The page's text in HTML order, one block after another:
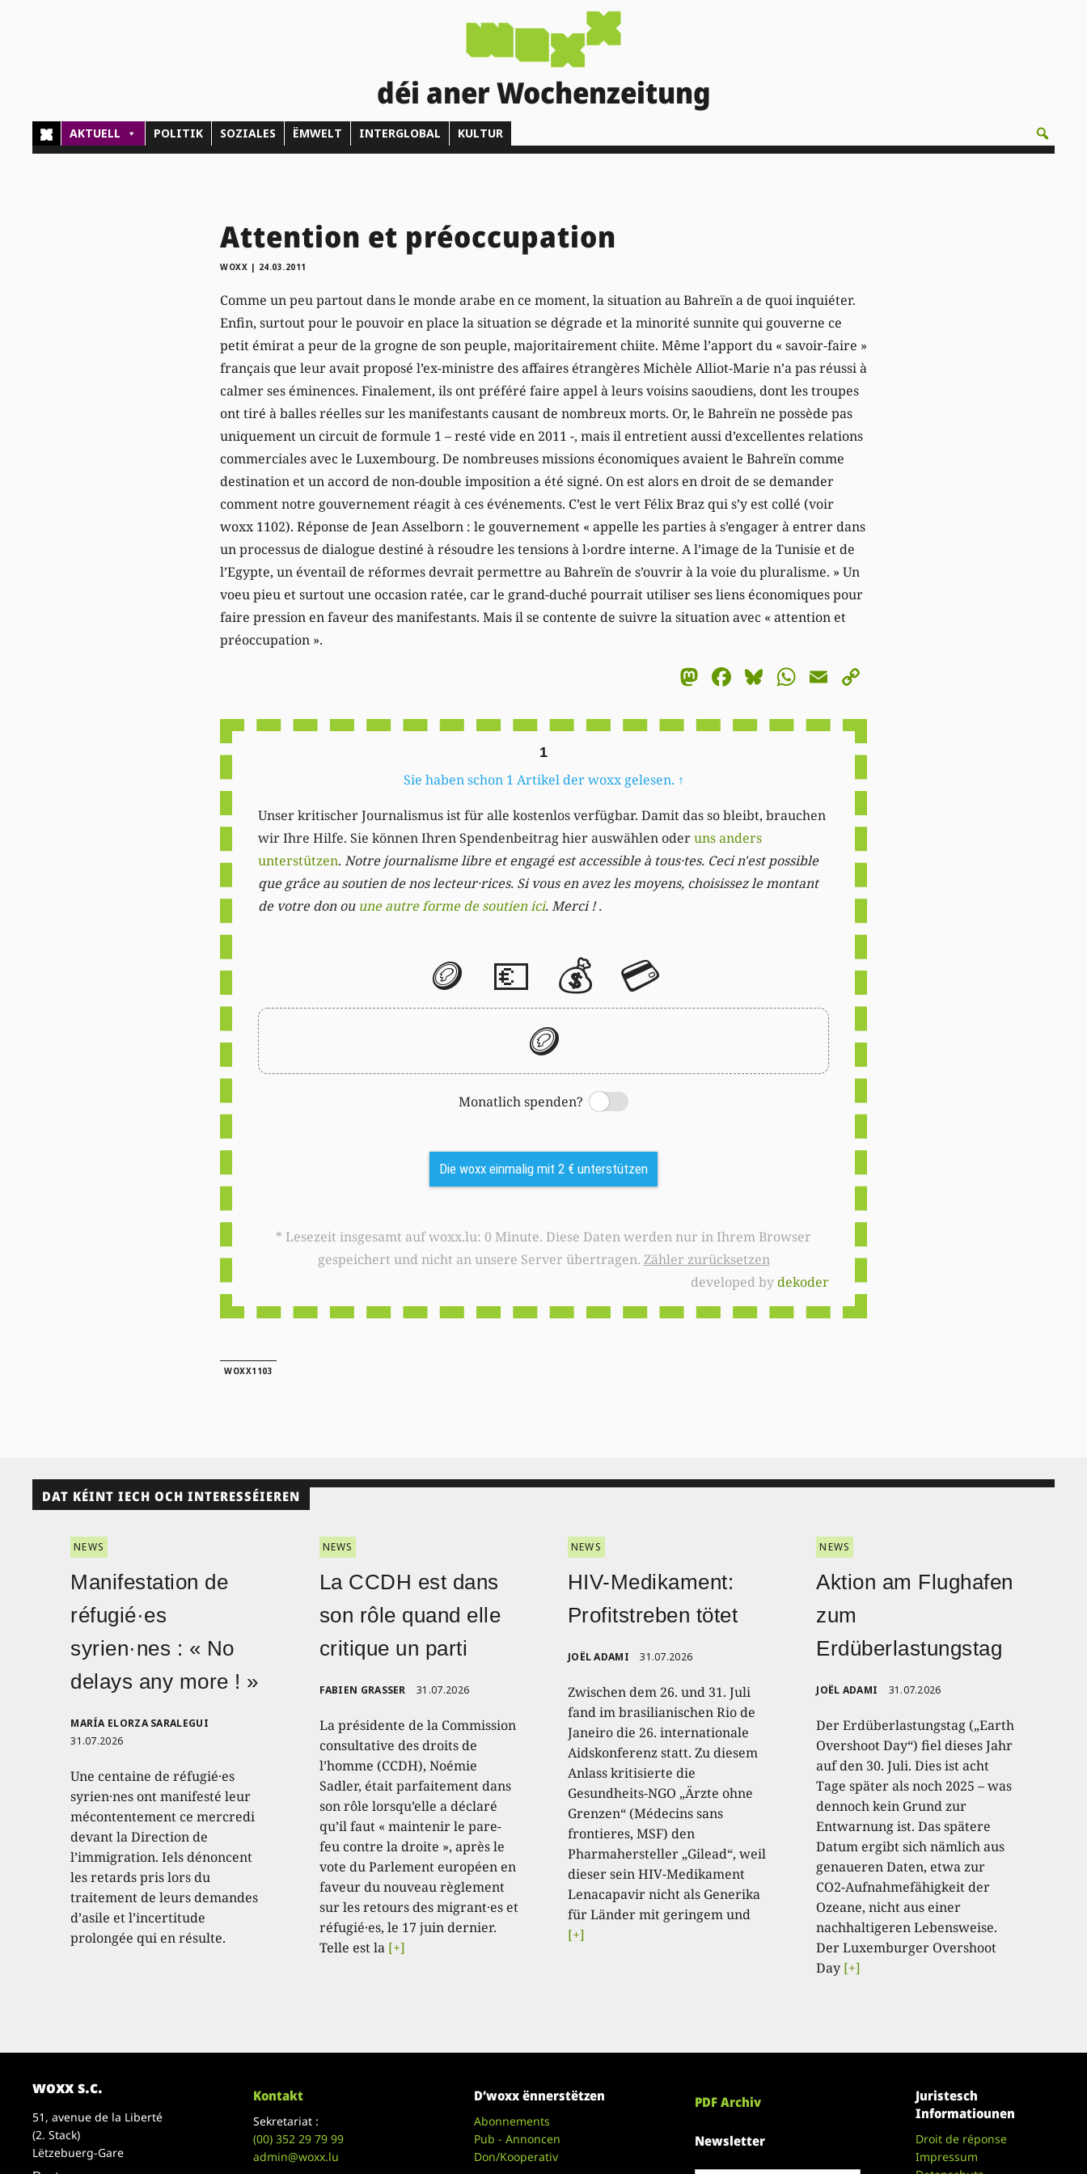
déi aner Wochenzeitung
AKTUELL POLITIK SOZIALES ËMWELT INTERGLOBAL KULTUR
Attention et préoccupation
WOXX | 24.03.2011
Comme un peu partout dans le monde arabe en ce moment, la situation au Bahreïn a de quoi inquiéter.
Enfin, surtout pour le pouvoir en place la situation se dégrade et la minorité sunnite qui gouverne ce
petit émirat a peur de la grogne de son peuple, majoritairement chiite. Même l’apport du « savoir-faire »
français que leur avait proposé l’ex-ministre des affaires étrangères Michèle Alliot-Marie n’a pas réussi à
calmer ses éminences. Finalement, ils ont préféré faire appel à leurs voisins saoudiens, dont les troupes
ont tiré à balles réelles sur les manifestants causant de nombreux morts. Or, le Bahreïn ne possède pas
uniquement un circuit de formule 1 – resté vide en 2011 -, mais il entretient aussi d’excellentes relations
commerciales avec le Luxembourg. De nombreuses missions économiques avaient le Bahreïn comme
destination et un accord de non-double imposition a été signé. On est alors en droit de se demander
comment notre gouvernement réagit à ces événements. C’est le vert Félix Braz qui s’y est collé (voir
woxx 1102). Réponse de Jean Asselborn : le gouvernement « appelle les parties à s’engager à entrer dans
un processus de dialogue destiné à résoudre les tensions à l›ordre interne. A l’image de la Tunisie et de
l’Egypte, un éventail de réformes devrait permettre au Bahreïn de s’ouvrir à la voie du pluralisme. » Un
voeu pieu et surtout une occasion ratée, car le grand-duché pourrait utiliser ses liens économiques pour
faire pression en faveur des manifestants. Mais il se contente de suivre la situation avec « attention et
préoccupation ».
Mastodon
Facebook
Bluesky
WhatsApp
Email
1
Sie haben schon 1 Artikel der woxx gelesen. ↑
Unser kritischer Journalismus ist für alle kostenlos verfügbar. Damit das so bleibt, brauchen
wir Ihre Hilfe. Sie können Ihren Spendenbeitrag hier auswählen oderuns anders
unterstützen. Notre journalisme libre et engagé est accessible à tous·tes. Ceci n'est possible
que grâce au soutien de nos lecteur·rices. Si vous en avez les moyens, choisissez le montant
de votre don ou une autre forme de soutien ici. Merci ! .
🪙 💶 💰 💳
🪙
Monatlich spenden?
Switch
Die woxx einmalig mit 2 € unterstützen
* Lesezeit insgesamt auf woxx.lu: 0 Minute. Diese Daten werden nur in Ihrem Browser
gespeichert und nicht an unsere Server übertragen. Zähler zurücksetzen
developed bydekoder
WOXX1103
DAT KÉINT IECH OCH INTERESSÉIEREN
NEWS
Manifestation de
réfugié·es
syrien·nes : « No
delays any more ! »
MARÍA ELORZA SARALEGUI
31.07.2026
Une centaine de réfugié·es
syrien·nes ont manifesté leur
mécontentement ce mercredi
devant la Direction de
l’immigration. Iels dénoncent
les retards pris lors du
traitement de leurs demandes
d’asile et l’incertitude
prolongée qui en résulte.
NEWS
La CCDH est dans
son rôle quand elle
critique un parti
FABIEN GRASSER 31.07.2026
La présidente de la Commission
consultative des droits de
l’homme (CCDH), Noémie
Sadler, était parfaitement dans
son rôle lorsqu’elle a déclaré
qu’il faut « maintenir le pare-
feu contre la droite », après le
vote du Parlement européen en
faveur du nouveau règlement
sur les retours des migrant·es et
réfugié·es, le 17 juin dernier.
Telle est la [+]
NEWS
HIV-Medikament:
Profitstreben tötet
JOËL ADAMI 31.07.2026
Zwischen dem 26. und 31. Juli
fand im brasilianischen Rio de
Janeiro die 26. internationale
Aidskonferenz statt. Zu diesem
Anlass kritisierte die
Gesundheits-NGO „Ärzte ohne
Grenzen“ (Médecins sans
frontieres, MSF) den
Pharmahersteller „Gilead“, weil
dieser sein HIV-Medikament
Lenacapavir nicht als Generika
für Länder mit geringem und
[+]
NEWS
Aktion am Flughafen
zum
Erdüberlastungstag
JOËL ADAMI 31.07.2026
Der Erdüberlastungstag („Earth
Overshoot Day“) fiel dieses Jahr
auf den 30. Juli. Dies ist acht
Tage später als noch 2025 – was
dennoch kein Grund zur
Entwarnung ist. Das spätere
Datum ergibt sich nämlich aus
genaueren Daten, etwa zur
CO2-Aufnahmefähigkeit der
Ozeane, nicht aus einer
nachhaltigeren Lebensweise.
Der Luxemburger Overshoot
Day [+]
woxx s.c.
51, avenue de la Liberté
(2. Stack)
Lëtzebuerg-Gare
Kontakt
Sekretariat :
(00)352 29 79 99
admin@woxx.lu
D’woxx ënnerstëtzen
Abonnements
Pub - Annoncen
Don/Kooperativ
PDF Archiv
Newsletter
Juristesch
Informatiounen
Droit de réponse
Impressum